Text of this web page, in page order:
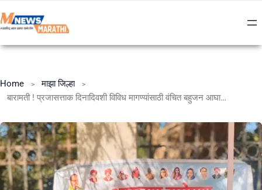
Home
माझा जिल्हा
बारामती ! प्रजासत्ताक दिनादिवशी विविध मागण्यांसाठी वंचित बहुजन आघाडीचे आमरण उपोषण.